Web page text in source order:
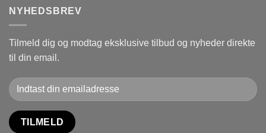
NYHEDSBREV
Tilmeld dig og modtag eksklusive tilbud og nyheder direkte
til din email.